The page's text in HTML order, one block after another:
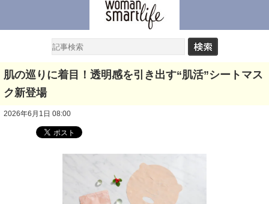
肌の巡りに着目！透明感を引き出す“肌活”シートマス
ク新登場
2026年6月1日 08:00